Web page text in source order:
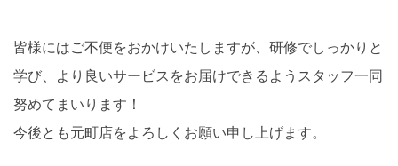
皆様にはご不便をおかけいたしますが、研修でしっかりと
学び、より良いサービスをお届けできるようスタッフ一同
努めてまいります！
今後とも元町店をよろしくお願い申し上げます。